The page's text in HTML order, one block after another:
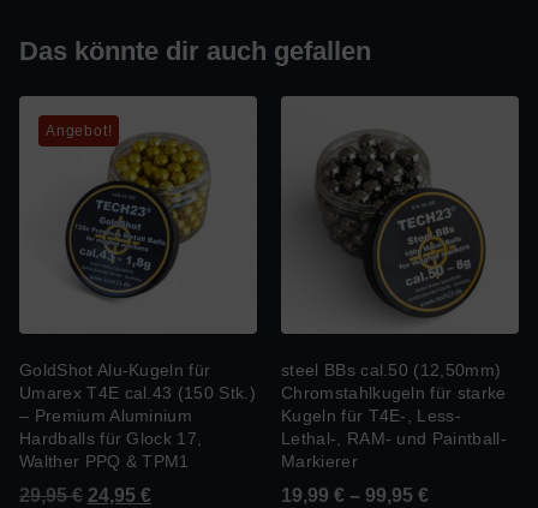
Das könnte dir auch gefallen
Angebot!
GoldShot Alu-Kugeln für
Umarex T4E cal.43 (150 Stk.)
– Premium Aluminium
Hardballs für Glock 17,
Walther PPQ & TPM1
29,95€ 24,95 €
steel BBs cal.50 (12,50mm)
Chromstahlkugeln für starke
Kugeln für T4E-, Less-
Lethal-, RAM- und Paintball-
Markierer
19,99 € – 99,95 €